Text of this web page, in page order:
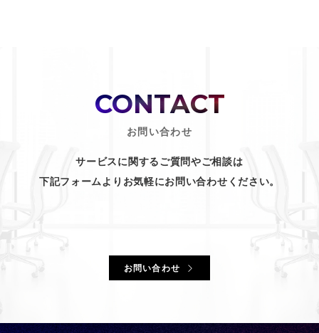
CONTACT
お問い合わせ
サービスに関するご質問やご相談は
下記フォームよりお気軽にお問い合わせください。
お問い合わせ